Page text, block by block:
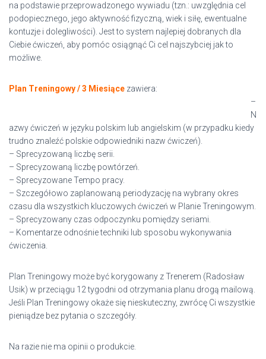
na podstawie przeprowadzonego wywiadu (tzn.: uwzględnia cel
podopiecznego, jego aktywność fizyczną, wiek i siłę, ewentualne
kontuzje i dolegliwości). Jest to system najlepiej dobranych dla
Ciebie ćwiczeń, aby pomóc osiągnąć Ci cel najszybciej jak to
możliwe.
Plan Treningowy / 3 Miesiące zawiera:
–
N
azwy ćwiczeń w języku polskim lub angielskim (w przypadku kiedy
trudno znaleźć polskie odpowiedniki nazw ćwiczeń).
– Sprecyzowaną liczbę serii.
– Sprecyzowaną liczbę powtórzeń.
– Sprecyzowane Tempo pracy.
– Szczegółowo zaplanowaną periodyzację na wybrany okres
czasu dla wszystkich kluczowych ćwiczeń w Planie Treningowym.
– Sprecyzowany czas odpoczynku pomiędzy seriami.
– Komentarze odnośnie techniki lub sposobu wykonywania
ćwiczenia.
Plan Treningowy może być korygowany z Trenerem (Radosław
Usik) w przeciągu 12 tygodni od otrzymania planu drogą mailową.
Jeśli Plan Treningowy okaże się nieskuteczny, zwrócę Ci wszystkie
pieniądze bez pytania o szczegóły.
Na razie nie ma opinii o produkcie.